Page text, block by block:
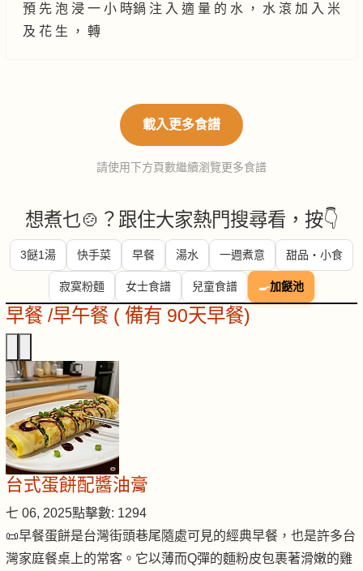
預 先 泡 浸 一 小 時鍋 注 入 適 量 的 水 ， 水 滾 加 入 米
及 花 生 ， 轉
載入更多食譜
請使用下方頁數繼續瀏覽更多食譜
想煮乜🍲？跟住大家熱門搜尋看，按👇
3餸1湯 快手菜 早餐 湯水 一週煮意 甜品・小食
寂寞粉麵 女士食譜 兒童食譜 🍳加餸池
早餐 /早午餐 ( 備有 90天早餐)
台式蛋餅配醬油膏
七 06, 2025點擊數: 1294
📜早餐蛋餅是台灣街頭巷尾隨處可見的經典早餐，也是許多台
灣家庭餐桌上的常客。它以薄而Q彈的麵粉皮包裹著滑嫩的雞